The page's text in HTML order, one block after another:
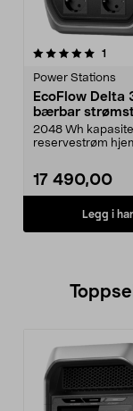
1
Power Stations
EcoFlow Delta
bærbar
W
2048 Wh
reservestrøm
17 490,00
Legg i